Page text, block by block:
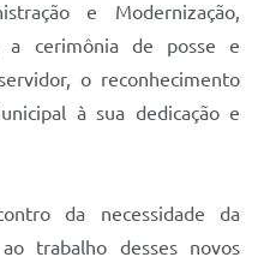
e Modernização,
a cerimônia de posse e
o reconhecimento
à sua dedicação e
da necessidade da
trabalho desses novos